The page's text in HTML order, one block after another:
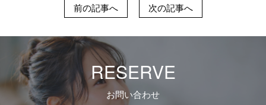
前の記事へ 次の記事へ
RESERVE
お問い合わせ